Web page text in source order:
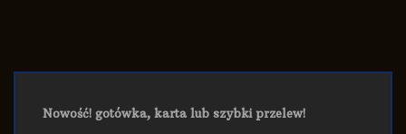
Nowość! gotówka, karta lub szybki przelew!